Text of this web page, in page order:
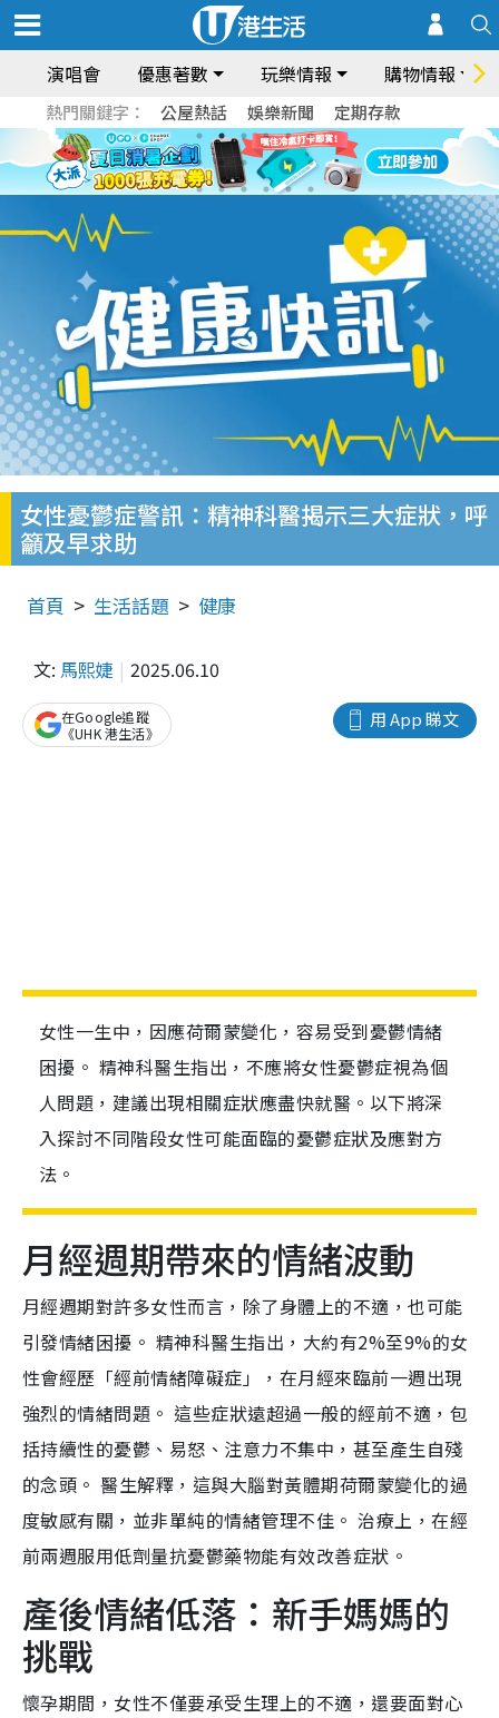
演唱會 優惠著數 玩樂情報 購物情報
熱門關鍵字： 公屋熱話 娛樂新聞 定期存款
女性憂鬱症警訊：精神科醫揭示三大症狀，呼
籲及早求助
首頁 生活話題 健康
文: 馬熙婕 2025.06.10
用 App 睇文
在Google追蹤
《UHK 港生活》
女性一生中，因應荷爾蒙變化，容易受到憂鬱情緒
困擾。 精神科醫生指出，不應將女性憂鬱症視為個
人問題，建議出現相關症狀應盡快就醫。以下將深
入探討不同階段女性可能面臨的憂鬱症狀及應對方
法。
月經週期帶來的情緒波動
月經週期對許多女性而言，除了身體上的不適，也可能
引發情緒困擾。 精神科醫生指出，大約有2%至9%的女
性會經歷「經前情緒障礙症」，在月經來臨前一週出現
強烈的情緒問題。 這些症狀遠超過一般的經前不適，包
括持續性的憂鬱、易怒、注意力不集中，甚至產生自殘
的念頭。 醫生解釋，這與大腦對黃體期荷爾蒙變化的過
度敏感有關，並非單純的情緒管理不佳。 治療上，在經
前兩週服用低劑量抗憂鬱藥物能有效改善症狀。
產後情緒低落：新手媽媽的
挑戰
懷孕期間，女性不僅要承受生理上的不適，還要面對心